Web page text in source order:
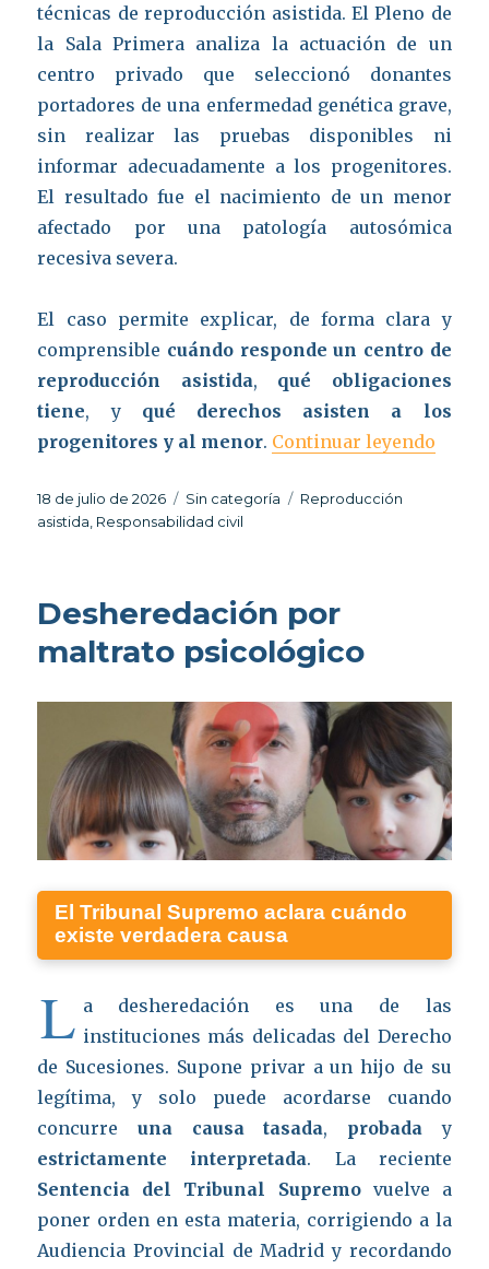
técnicas de reproducción asistida. El Pleno de
la Sala Primera analiza la actuación de un
centro privado que seleccionó donantes
portadores de una enfermedad genética grave,
sin realizar las pruebas disponibles ni
informar adecuadamente a los progenitores.
El resultado fue el nacimiento de un menor
afectado por una patología autosómica
recesiva severa.
El caso permite explicar, de forma clara y
comprensible cuándo responde un centro de
reproducción asistida, qué obligaciones
tiene, y qué derechos asisten a los
progenitores y al menor. Continuar leyendo
Publicado
el
18 de julio de 2026 Categorías
Sin categoría Etiquetas
Reproducción
asistida Responsabilidad civil
Desheredación por
maltrato psicológico
El Tribunal Supremo aclara cuándo
existe verdadera causa
L a desheredación es una de las
instituciones más delicadas del Derecho
de Sucesiones. Supone privar a un hijo de su
legítima, y solo puede acordarse cuando
concurreuna causa tasada, probaday
estrictamente interpretada. La reciente
Sentencia del Tribunal Supremovuelve a
poner orden en esta materia, corrigiendo a la
Audiencia Provincial de Madrid y recordando